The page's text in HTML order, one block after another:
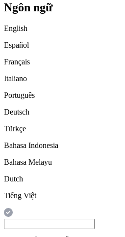
Ngôn ngữ
English
Español
Français
Italiano
Português
Deutsch
Türkçe
Bahasa Indonesia
Bahasa Melayu
Dutch
Tiếng Việt